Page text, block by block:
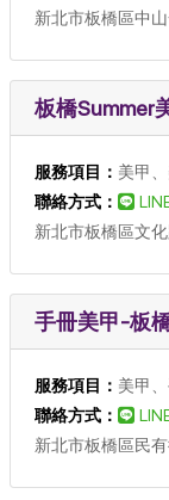
新北市板橋區中
板橋Summer
服務項目： 美甲
聯絡方式：
新北市板橋區文
手冊美甲-板
服務項目： 美甲
聯絡方式：
新北市板橋區民